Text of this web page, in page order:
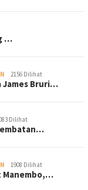
…
2156 Dilihat
James Bruri…
Dilihat
1908 Dilihat
Manembo,…